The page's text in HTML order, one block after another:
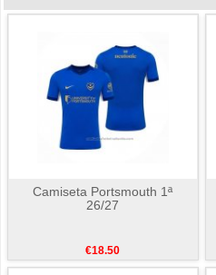
Camiseta Portsmouth 1ª
26/27
€18.50